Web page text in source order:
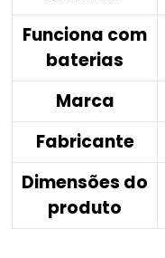
Funciona com
baterias
Marca
Fabricante
Dimensões do
produto